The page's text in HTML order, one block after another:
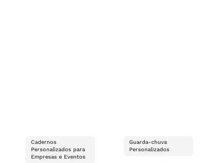
Cadernos
Personalizados para
Empresas e Eventos
Guarda-chuva
Personalizados